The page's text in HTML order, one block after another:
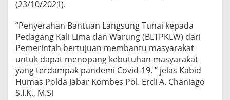
(23/10/2021).
“Penyerahan Bantuan Langsung Tunai kepada
Pedagang Kali Lima dan Warung (BLTPKLW) dari
Pemerintah bertujuan membantu masyarakat
untuk dapat menopang kebutuhan masyarakat
yang terdampak pandemi Covid-19, ” jelas Kabid
Humas Polda Jabar Kombes Pol. Erdi A. Chaniago
S.I.K., M.Si